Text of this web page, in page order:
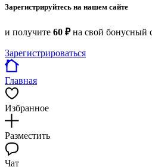
Зарегистрируйтесь на нашем сайте
и получите 60 ₽на свой бонусный
Зарегистрироваться
Главная
Избранное
Разместить
Чат